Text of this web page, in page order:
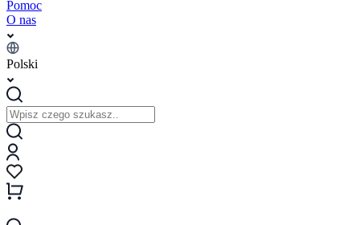
Pomoc
O nas
Polski